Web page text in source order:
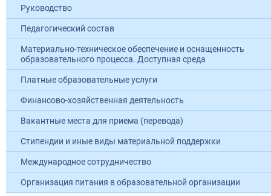
Руководство
Педагогический состав
Материально-техническое обеспечение и оснащенность
образовательного процесса. Доступная среда
Платные образовательные услуги
Финансово-хозяйственная деятельность
Вакантные места для приема (перевода)
Стипендии и иные виды материальной поддержки
Международное сотрудничество
Организация питания в образовательной организации